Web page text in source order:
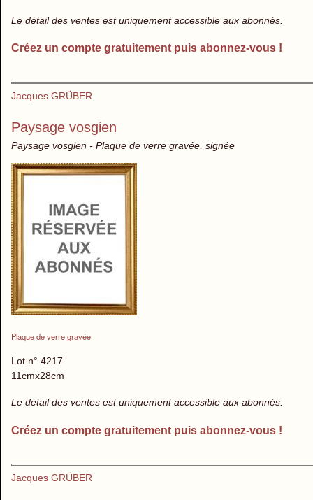
Le détail des ventes est uniquement accessible aux abonnés.
Créez un compte gratuitement puis abonnez-vous !
Jacques GRÜBER
Paysage vosgien
Paysage vosgien - Plaque de verre gravée, signée
Plaque de verre gravée
Lot n° 4217
11cmx28cm
Le détail des ventes est uniquement accessible aux abonnés.
Créez un compte gratuitement puis abonnez-vous !
Jacques GRÜBER